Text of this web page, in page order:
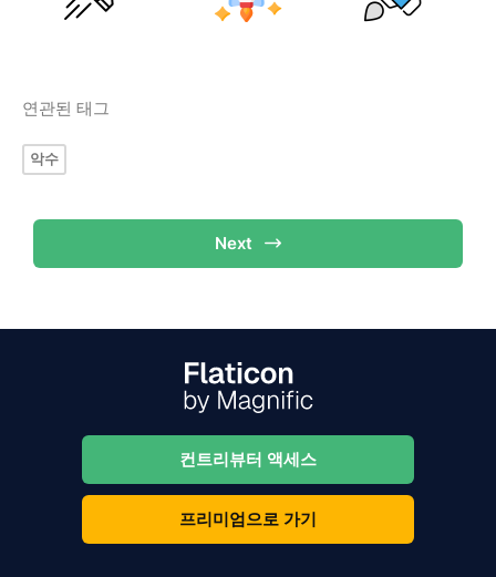
연관된 태그
악수
Next
컨트리뷰터 액세스
프리미엄으로 가기